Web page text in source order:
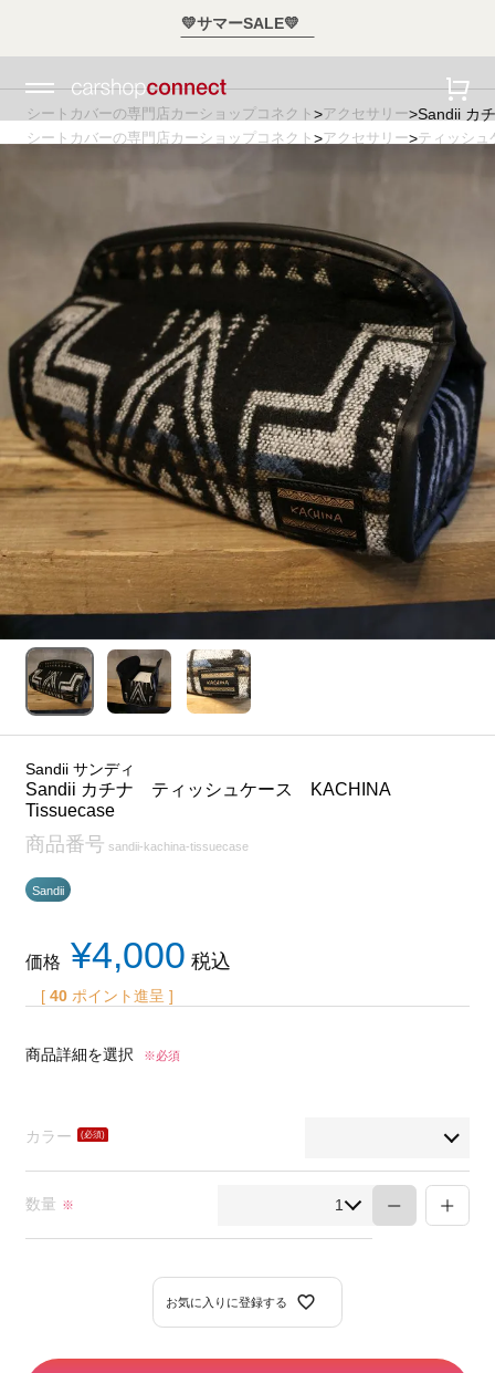
💛サマーSALE💛
シートカバーの専門店カーショップコネクト アクセサリー Sandii カ
シートカバーの専門店カーショップコネクト アクセサリー
ティッシュ
Sandii サンディ
Sandii カチナ ティッシュケース KACHINA
Tissuecase
商品番号 sandii-kachina-tissuecase
Sandii
価格 ¥4,000 税込
[ 40 ポイント進呈 ]
商品詳細を選択 ※必須
カラー
須)
お気に入りに登録する
数量 ※